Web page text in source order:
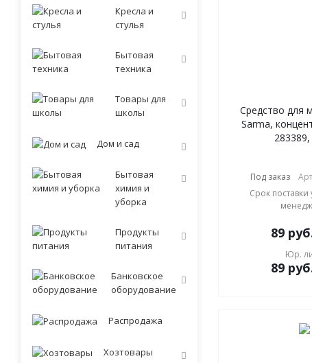
Средство для
Sarma,
Под заказ
Срок поставки
89
Юр.
89
Кресла и
стулья
Бытовая
техника
Товары для
школы
Дом и сад
Бытовая
химия и
уборка
Продукты
питания
Банковское
оборудование
Распродажа
Хозтовары